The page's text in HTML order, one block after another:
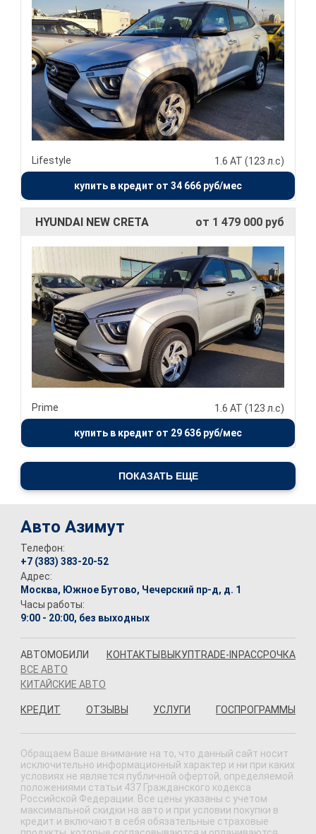
Lifestyle 1.6 АТ (123 л.с)
купить в кредит от 34 666 руб/мес
HYUNDAI NEW CRETA от 1 479 000 руб
Prime 1.6 АТ (123 л.с)
купить в кредит от 29 636 руб/мес
ПОКАЗАТЬ ЕЩЕ
Авто Азимут
Телефон:
+7 (383) 383-20-52
Адрес:
Москва, Южное Бутово, Чечерский пр-д, д. 1
Часы работы:
9:00 - 20:00, без выходных
АВТОМОБИЛИ
ВСЕ АВТО
КИТАЙСКИЕ АВТО
КОНТАКТЫ ВЫКУПTRADE-IN РАССРОЧКА
КРЕДИТ ОТЗЫВЫ УСЛУГИ ГОСПРОГРАММЫ
Обращаем Ваше внимание на то, что данный сайт носит
исключительно информационный характер и ни при каких
условиях не является публичной офертой, определяемой
положениями статьи 437 Гражданского кодекса
Российской Федерации. Все цены указаны с учетом
максимальной скидки на авто и при условии покупки в
кредит и включают в себя обязательные страховые